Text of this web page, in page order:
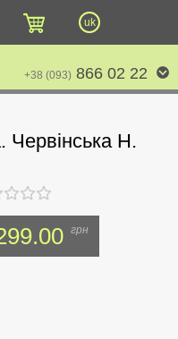
uk
+38 (093) 866 02 22
Червінська Н.
грн